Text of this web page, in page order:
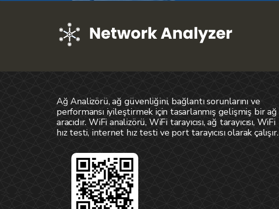
Ağ Analizörü, ağ güvenliğini, bağlantı sorunlarını ve
performansı iyileştirmek için tasarlanmış gelişmiş bir ağ
aracıdır. WiFi analizörü, WiFi tarayıcısı, ağ tarayıcısı, WiFi
hız testi, internet hız testi ve port tarayıcısı olarak çalışır.